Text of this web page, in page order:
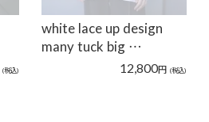
(税込)
white lace up design
many tuck big …
12,800円 (税込)